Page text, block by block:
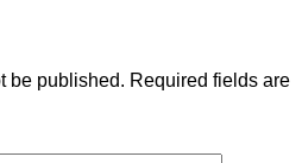
be published. Required fields are